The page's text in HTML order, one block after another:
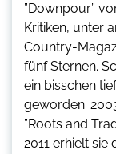
”Downpour”
Kritiken, unter
Country-
fünf Sternen.
ein bisschen
geworden.
”Roots and
2011 erhielt sie